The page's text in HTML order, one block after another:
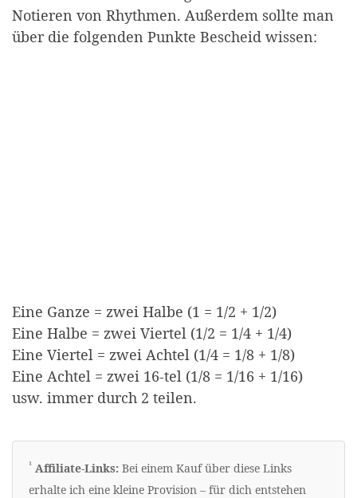
Notieren von Rhythmen. Außerdem sollte man
über die folgenden Punkte Bescheid wissen:
Eine Ganze = zwei Halbe (1 = 1/2 + 1/2)
Eine Halbe = zwei Viertel (1/2 = 1/4 + 1/4)
Eine Viertel = zwei Achtel (1/4 = 1/8 + 1/8)
Eine Achtel = zwei 16-tel (1/8 = 1/16 + 1/16)
usw. immer durch 2 teilen.
Erklärung zu Werbelinks
¹ Affiliate-Links: Bei einem Kauf über diese Links
erhalte ich eine kleine Provision – für dich entstehen